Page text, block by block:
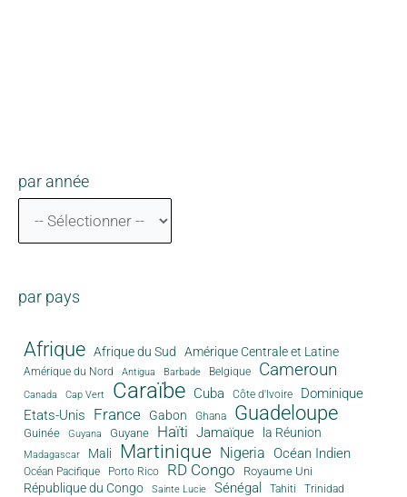
par année
par pays
Afrique Afrique du Sud Amérique Centrale et Latine
Amérique du Nord Antigua Barbade Belgique Cameroun
Canada Cap Vert Caraïbe Cuba Côte d'Ivoire
Dominique
Etats-Unis
France Gabon Ghana Guadeloupe
Guinée Guyana Guyane Haïti Jamaïque la Réunion
Madagascar Mali Martinique Nigeria Océan Indien
Océan Pacifique Porto Rico RD Congo Royaume Uni
République du Congo Sainte Lucie Sénégal Tahiti Trinidad